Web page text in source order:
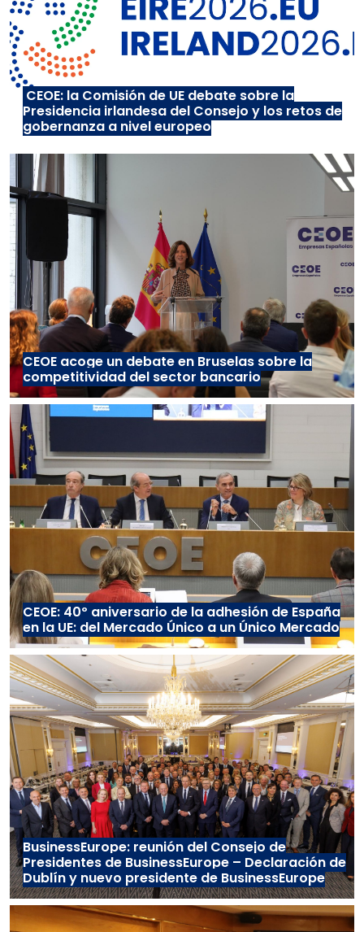
CEOE: la Comisión de UE debate sobre la
Presidencia irlandesa del Consejo y los retos de
gobernanza a nivel europeo
CEOE acoge un debate en Bruselas sobre la
competitividad del sector bancario
CEOE: 40º aniversario de la adhesión de España
en la UE: del Mercado Único a un Único Mercado
BusinessEurope: reunión del Consejo de
Presidentes de BusinessEurope – Declaración de
Dublín y nuevo presidente de BusinessEurope